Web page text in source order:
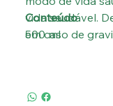
vida saudável.
em caso de
Conteúdo
500 ml